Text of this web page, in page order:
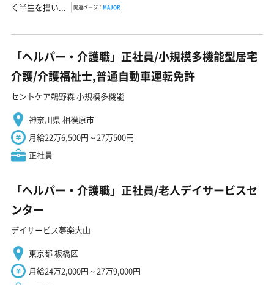
く半生を描い...
関連ページ： MAJOR
「ヘルパー・介護職」正社員/小規模多機能型居宅
介護/介護福祉士,普通自動車運転免許
セントケア鵜野森 小規模多機能
神奈川県 相模原市
月給22万6,500円～27万500円
正社員
「ヘルパー・介護職」正社員/老人デイサービスセ
ンター
デイサービス夢楽大山
東京都 板橋区
月給24万2,000円～27万9,000円